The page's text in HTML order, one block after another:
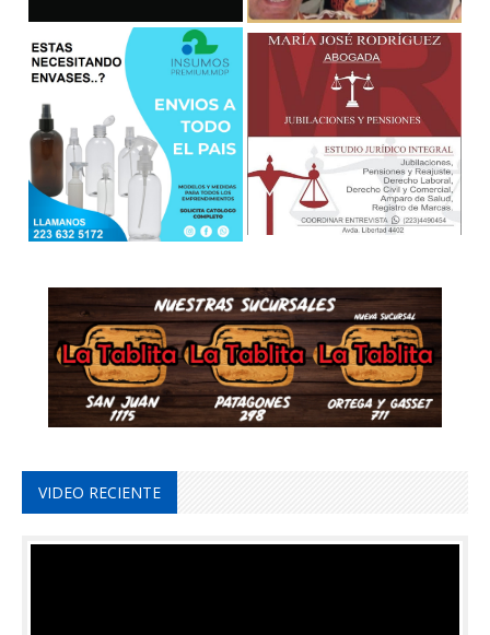
VIDEO RECIENTE